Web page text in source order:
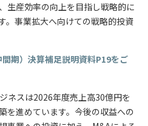
生産効率の向上を目指し戦略的に
。事業拡大へ向けての戦略的投資
期）決算補足説明資料P19をご
ネスは2026年度売上高30億円を
を進めています。今後の収益への